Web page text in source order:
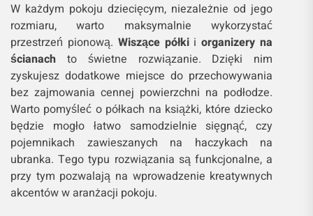
W każdym pokoju dziecięcym, niezależnie od jego
rozmiaru, warto maksymalnie wykorzystać
przestrzeń pionową. Wiszące półkiiorganizery na
ścianach to świetne rozwiązanie. Dzięki nim
zyskujesz dodatkowe miejsce do przechowywania
bez zajmowania cennej powierzchni na podłodze.
Warto pomyśleć o półkach na książki, które dziecko
będzie mogło łatwo samodzielnie sięgnąć, czy
pojemnikach zawieszanych na haczykach na
ubranka. Tego typu rozwiązania są funkcjonalne, a
przy tym pozwalają na wprowadzenie kreatywnych
akcentów w aranżacji pokoju.